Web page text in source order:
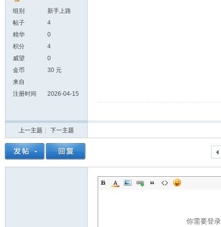
组别
新手上路
帖子
4
精华
0
积分
4
威望
0
金币
30 元
来自
注册时间
2026-04-15
上一主题 下一主题
你需要登